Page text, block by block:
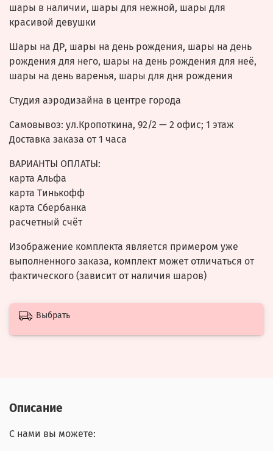
шары в наличии, шары для нежной, шары для
красивой девушки
Шары на ДР, шары на день рождения, шары на день
рождения для него, шары на день рождения для неё,
шары на день варенья, шары для дня рождения
Студия аэродизайна в центре города
Самовывоз: ул.Кропоткина, 92/2 — 2 офис; 1 этаж
Доставка заказа от 1 часа
ВАРИАНТЫ ОПЛАТЫ:
карта Альфа
карта Тинькофф
карта Сбербанка
расчетный счёт
Изображение комплекта является примером уже
выполненного заказа, комплект может отличаться от
фактического (зависит от наличия шаров)
Выбрать
Описание
С нами вы можете: